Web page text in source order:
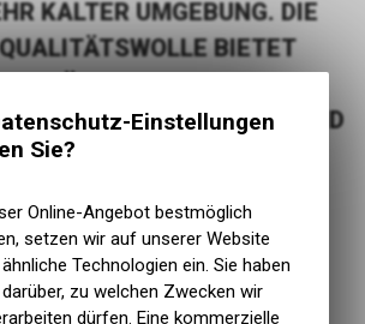
KALTER UMGEBUNG. DIE
BIETET
WÄRMEISOLIERUNG, IST
SCHNELLTROCKNEND UND
NACH AUSSEN AB.
IST AUSSERDEM WEICH,
UND VON NATUR AUS
WODURCH
GERÜCHE REDUZIERT
Einstellungen
Sie?
Online-Angebot bestmöglich
setzen wir auf unserer Website
Technologien ein. Sie haben
zu welchen Zwecken wir
dürfen. Eine kommerzielle